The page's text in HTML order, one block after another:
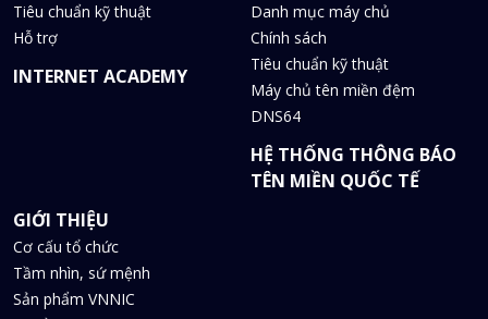
Tiêu chuẩn kỹ thuật
Hỗ trợ
INTERNET ACADEMY
Danh mục máy chủ
Chính sách
Tiêu chuẩn kỹ thuật
Máy chủ tên miền đệm
DNS64
HỆ THỐNG THÔNG BÁO
TÊN MIỀN QUỐC TẾ
GIỚI THIỆU
Cơ cấu tổ chức
Tầm nhìn, sứ mệnh
Sản phẩm VNNIC